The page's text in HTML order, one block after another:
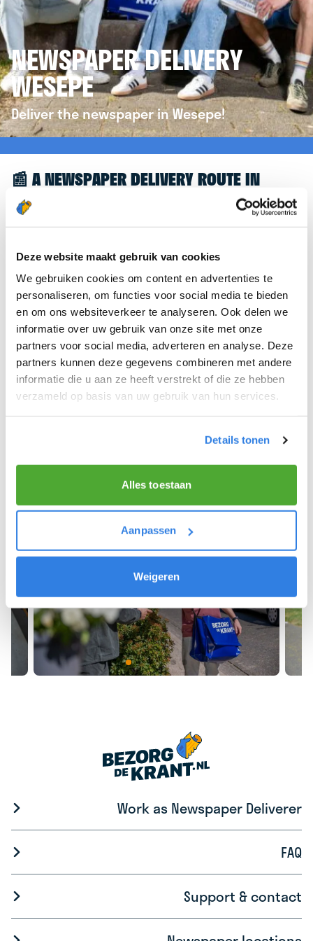
Deze website maakt gebruik van cookies
We gebruiken cookies om content en advertenties te
personaliseren, om functies voor social media te bieden
en om ons websiteverkeer te analyseren. Ook delen we
informatie over uw gebruik van onze site met onze
partners voor social media, adverteren en analyse. Deze
partners kunnen deze gegevens combineren met andere
informatie die u aan ze heeft verstrekt of die ze hebben
verzameld op basis van uw gebruik van hun services.
Details tonen
Alles toestaan
Aanpassen
Weigeren
NEWSPAPER DELIVERY
WESEPE
Deliver the newspaper in Wesepe!
📰 A NEWSPAPER DELIVERY ROUTE IN
WESEPE
Great to see you're interested in a newspaper
we’d like to refer you to thekrantenbezorgen.nl
website. There, you can easily sign up to deliver
newspapers in Wesepe.
We hope you can get started soon and wish you
the best of luck! 🚴‍♂️💨
Work as Newspaper Deliverer
FAQ
Support & contact